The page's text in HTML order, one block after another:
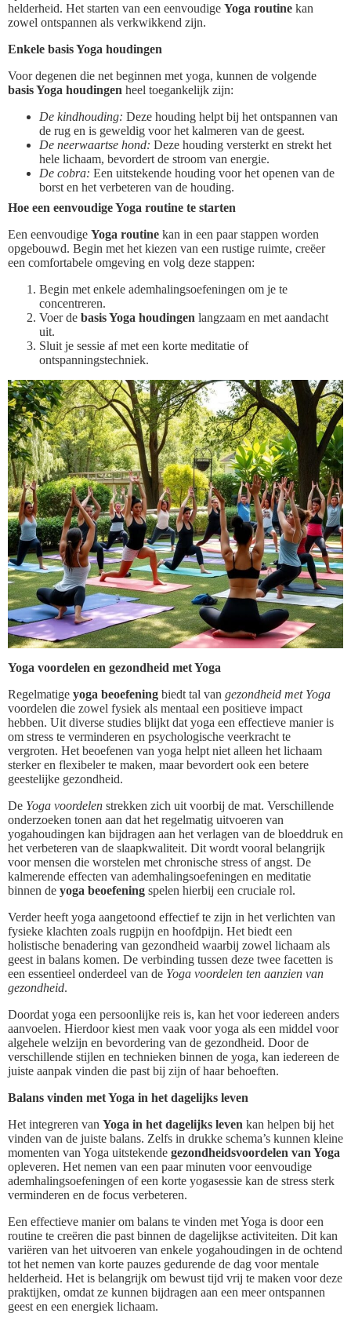
helderheid. Het starten van een eenvoudige Yoga routine kan
zowel ontspannen als verkwikkend zijn.
Enkele basis Yoga houdingen
Voor degenen die net beginnen met yoga, kunnen de volgende
basis Yoga houdingen heel toegankelijk zijn:
De kindhouding: Deze houding helpt bij het ontspannen van
de rug en is geweldig voor het kalmeren van de geest.
De neerwaartse hond: Deze houding versterkt en strekt het
hele lichaam, bevordert de stroom van energie.
De cobra: Een uitstekende houding voor het openen van de
borst en het verbeteren van de houding.
Hoe een eenvoudige Yoga routine te starten
Een eenvoudige Yoga routine kan in een paar stappen worden
opgebouwd. Begin met het kiezen van een rustige ruimte, creëer
een comfortabele omgeving en volg deze stappen:
Begin met enkele ademhalingsoefeningen om je te
concentreren.
Voer de basis Yoga houdingen langzaam en met aandacht
uit.
Sluit je sessie af met een korte meditatie of
ontspanningstechniek.
Yoga voordelen en gezondheid met Yoga
Regelmatige yoga beoefening biedt tal van gezondheid met Yoga
voordelen die zowel fysiek als mentaal een positieve impact
hebben. Uit diverse studies blijkt dat yoga een effectieve manier is
om stress te verminderen en psychologische veerkracht te
vergroten. Het beoefenen van yoga helpt niet alleen het lichaam
sterker en flexibeler te maken, maar bevordert ook een betere
geestelijke gezondheid.
De Yoga voordelen strekken zich uit voorbij de mat. Verschillende
onderzoeken tonen aan dat het regelmatig uitvoeren van
yogahoudingen kan bijdragen aan het verlagen van de bloeddruk en
het verbeteren van de slaapkwaliteit. Dit wordt vooral belangrijk
voor mensen die worstelen met chronische stress of angst. De
kalmerende effecten van ademhalingsoefeningen en meditatie
binnen de yoga beoefening spelen hierbij een cruciale rol.
Verder heeft yoga aangetoond effectief te zijn in het verlichten van
fysieke klachten zoals rugpijn en hoofdpijn. Het biedt een
holistische benadering van gezondheid waarbij zowel lichaam als
geest in balans komen. De verbinding tussen deze twee facetten is
een essentieel onderdeel van de Yoga voordelen ten aanzien van
gezondheid.
Doordat yoga een persoonlijke reis is, kan het voor iedereen anders
aanvoelen. Hierdoor kiest men vaak voor yoga als een middel voor
algehele welzijn en bevordering van de gezondheid. Door de
verschillende stijlen en technieken binnen de yoga, kan iedereen de
juiste aanpak vinden die past bij zijn of haar behoeften.
Balans vinden met Yoga in het dagelijks leven
Het integreren van Yoga in het dagelijks leven kan helpen bij het
vinden van de juiste balans. Zelfs in drukke schema’s kunnen kleine
momenten van Yoga uitstekende gezondheidsvoordelen van Yoga
opleveren. Het nemen van een paar minuten voor eenvoudige
ademhalingsoefeningen of een korte yogasessie kan de stress sterk
verminderen en de focus verbeteren.
Een effectieve manier om balans te vinden met Yoga is door een
routine te creëren die past binnen de dagelijkse activiteiten. Dit kan
variëren van het uitvoeren van enkele yogahoudingen in de ochtend
tot het nemen van korte pauzes gedurende de dag voor mentale
helderheid. Het is belangrijk om bewust tijd vrij te maken voor deze
praktijken, omdat ze kunnen bijdragen aan een meer ontspannen
geest en een energiek lichaam.